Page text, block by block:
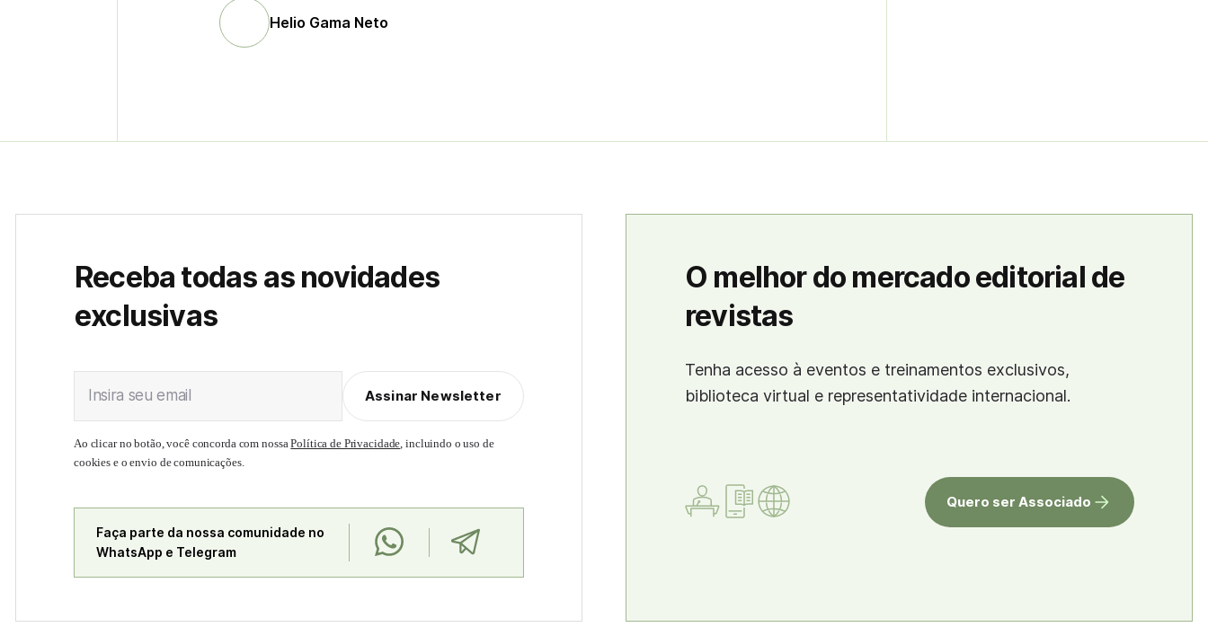
Helio Gama Neto
Receba todas as novidades
exclusivas
Insira seu email Assinar Newsletter
Ao clicar no botão, você concorda com nossaPolítica de Privacidade, incluindo o uso de
cookies e o envio de comunicações.
Faça parte da nossa comunidade no
WhatsApp e Telegram
O melhor do mercado editorial de
revistas
Tenha acesso à eventos e treinamentos exclusivos,
biblioteca virtual e representatividade internacional.
Quero ser Associado